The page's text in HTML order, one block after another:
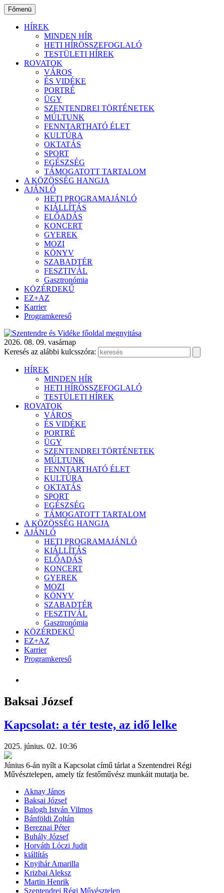
Ugrás
a
tartalomhoz
Főmenü
HÍREK
MINDEN HÍR
HETI HÍRÖSSZEFOGLALÓ
TESTÜLETI HÍREK
ROVATOK
VÁROS
ÉS VIDÉKE
PORTRÉ
ÜGY
SZENTENDREI TÖRTÉNETEK
MÚLTUNK
FENNTARTHATÓ ÉLET
KULTÚRA
OKTATÁS
SPORT
EGÉSZSÉG
TÁMOGATOTT TARTALOM
A KÖZÖSSÉG HANGJA
AJÁNLÓ
HETI PROGRAMAJÁNLÓ
KIÁLLÍTÁS
ELŐADÁS
KONCERT
GYEREK
MOZI
KÖNYV
SZABADTÉR
FESZTIVÁL
Gasztronómia
KÖZÉRDEKŰ
EZ+AZ
Karrier
Programkereső
2026. 08. 09. vasárnap
Keresés az alábbi kulcsszóra:
HÍREK
MINDEN HÍR
HETI HÍRÖSSZEFOGLALÓ
TESTÜLETI HÍREK
ROVATOK
VÁROS
ÉS VIDÉKE
PORTRÉ
ÜGY
SZENTENDREI TÖRTÉNETEK
MÚLTUNK
FENNTARTHATÓ ÉLET
KULTÚRA
OKTATÁS
SPORT
EGÉSZSÉG
TÁMOGATOTT TARTALOM
A KÖZÖSSÉG HANGJA
AJÁNLÓ
HETI PROGRAMAJÁNLÓ
KIÁLLÍTÁS
ELŐADÁS
KONCERT
GYEREK
MOZI
KÖNYV
SZABADTÉR
FESZTIVÁL
Gasztronómia
KÖZÉRDEKŰ
EZ+AZ
Karrier
Programkereső
Baksai József
Kapcsolat: a tér teste, az idő lelke
2025. június. 02. 10:36
Június 6-án nyílt a Kapcsolat című tárlat a Szentendrei Régi
Művésztelepen, amely tíz festőművész munkáit mutatja be.
Aknay János
Baksai József
Balogh István Vilmos
Bánföldi Zoltán
Bereznai Péter
Buhály József
Horváth Lóczi Judit
kiállítás
Knyihár Amarilla
Krizbai Aleksz
Martin Henrik
Szentendrei Régi Művésztelep